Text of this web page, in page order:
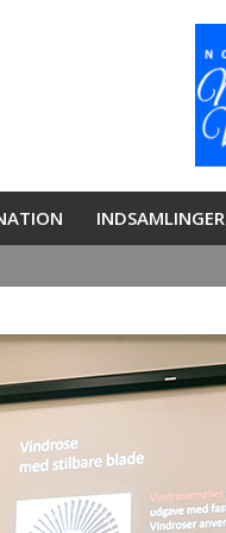
INDSAMLINGER